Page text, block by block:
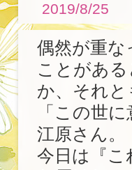
2019/8/25
偶然が重な
ことがあ
か、それ
「この世
江原さん。
今日は『こ